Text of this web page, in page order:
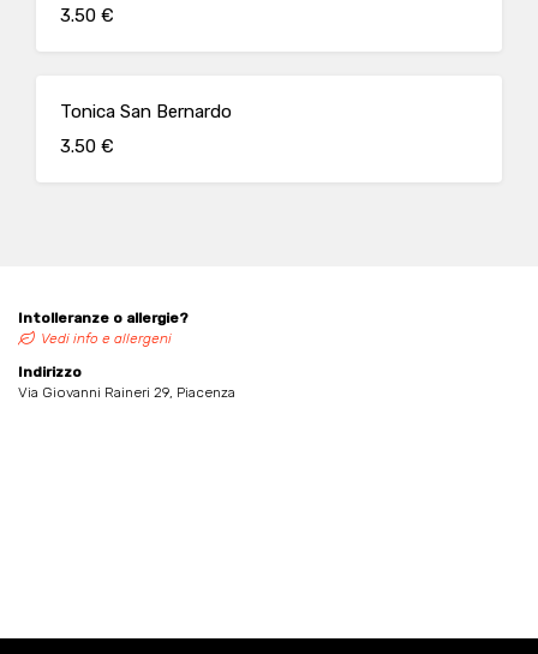
3.50 €
Tonica San Bernardo
3.50 €
Intolleranze o allergie?
Vedi info e allergeni
Indirizzo
Via Giovanni Raineri 29, Piacenza